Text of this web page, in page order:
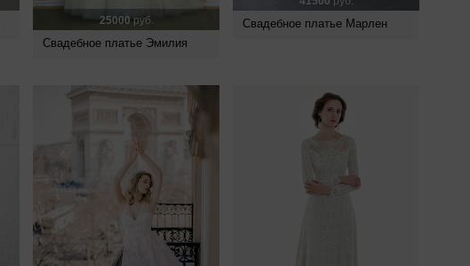
25000 руб.
Свадебное платье Эмилия
Свадебное платье Марлен